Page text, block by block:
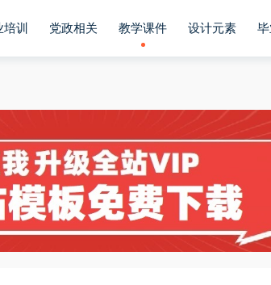
培训 党政相关 教学课件 设计元素